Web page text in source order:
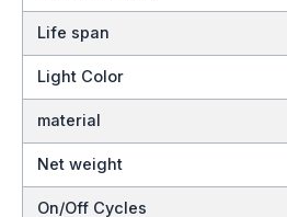
Life span
Light Color
material
Net weight
On/Off Cycles